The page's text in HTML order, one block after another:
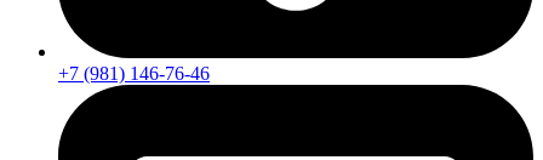
+7 (981) 146-76-46